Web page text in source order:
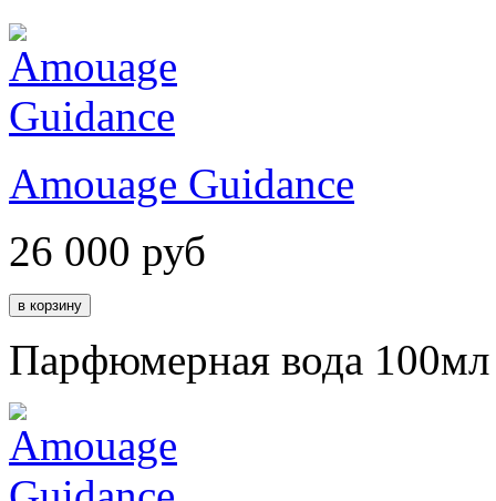
Amouage Guidance
26 000 руб
Парфюмерная вода 100мл